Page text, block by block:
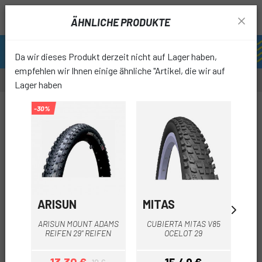
ÄHNLICHE PRODUKTE
Da wir dieses Produkt derzeit nicht auf Lager haben,
empfehlen wir Ihnen einige ähnliche "Artikel, die wir auf
Lager haben
-30%
ARISUN
ARISUN MOUNT ADAMS
REIFEN 29" REIFEN
MITAS
CUBIERTA MITAS V85
OCELOT 29